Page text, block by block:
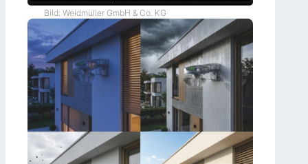
Bild: Weidmüller GmbH & Co. KG